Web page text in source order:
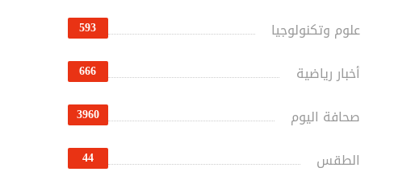
علوم وتكنولوجيا 593
أخبار رياضية 666
صحافة اليوم 3960
الطقس 44